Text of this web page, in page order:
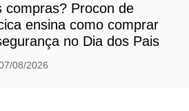
compras? Procon de
ensina como comprar
no Dia dos Pais
08/2026